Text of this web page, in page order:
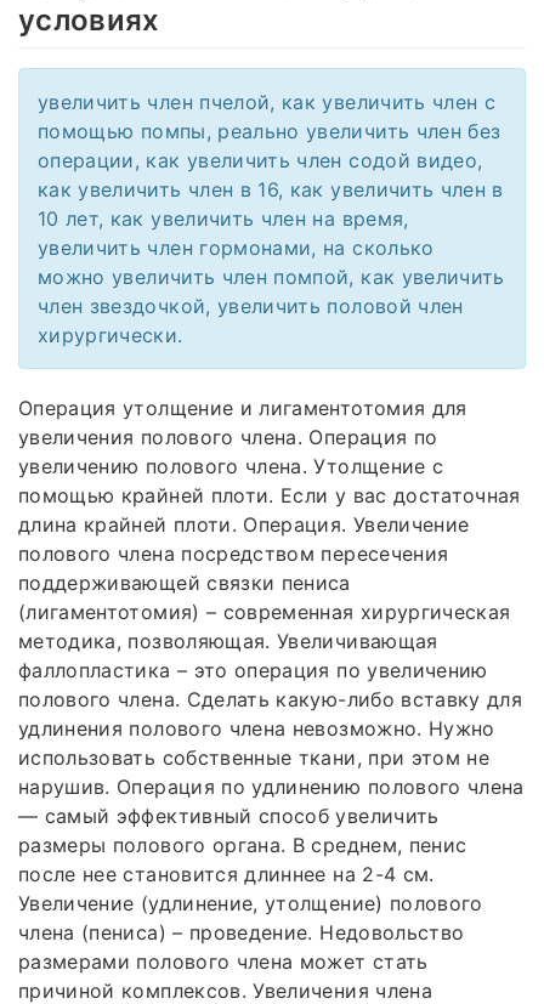
условиях
увеличить член пчелой, как увеличить член с
помощью помпы, реально увеличить член без
операции, как увеличить член содой видео,
как увеличить член в 16, как увеличить член в
10 лет, как увеличить член на время,
увеличить член гормонами, на сколько
можно увеличить член помпой, как увеличить
член звездочкой, увеличить половой член
хирургически.
Операция утолщение и лигаментотомия для
увеличения полового члена. Операция по
увеличению полового члена. Утолщение с
помощью крайней плоти. Если у вас достаточная
длина крайней плоти. Операция. Увеличение
полового члена посредством пересечения
поддерживающей связки пениса
(лигаментотомия) – современная хирургическая
методика, позволяющая. Увеличивающая
фаллопластика – это операция по увеличению
полового члена. Сделать какую-либо вставку для
удлинения полового члена невозможно. Нужно
использовать собственные ткани, при этом не
нарушив. Операция по удлинению полового члена
— самый эффективный способ увеличить
размеры полового органа. В среднем, пенис
после нее становится длиннее на 2-4 см.
Увеличение (удлинение, утолщение) полового
члена (пениса) – проведение. Недовольство
размерами полового члена может стать
причиной комплексов. Увеличения члена